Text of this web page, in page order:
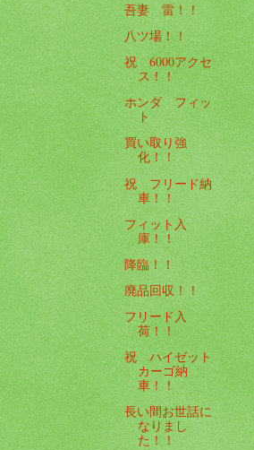
吾妻 雷！！
八ツ場！！
祝 6000アクセ
ス！！
ホンダ フィッ
ト
買い取り強
化！！
祝 フリード納
車！！
フィット入
庫！！
降臨！！
廃品回収！！
フリード入
荷！！
祝 ハイゼット
カーゴ納
車！！
長い間お世話に
なりまし
た！！